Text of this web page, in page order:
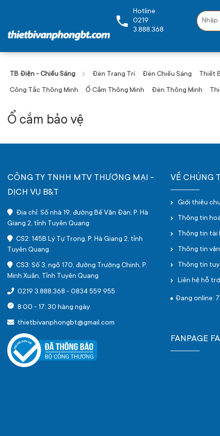
Hotline
0219
3.888.368
TB Điện - Chiếu Sáng Đèn Trang Trí Đèn Chiếu Sáng Thiết
Công Tắc Thông Minh Ổ Cắm Thông Minh Đèn Thông Minh
Ổ cắm bảo vệ
CÔNG TY TNHH MTV THƯƠNG MẠI -
DỊCH VỤ B&T
Địa chỉ: Số nhà 19, đường Bế Văn Đàn, P. Hà
Giang 2, tỉnh Tuyên Quang
CS2: 145B Lý Tự Trọng, P. Hà Giang 2, tỉnh
Tuyên Quang
CS3: Số 3, ngõ 170, đường Trường Chinh, P.
Minh Xuân, Tỉnh Tuyên Quang
0219 3.888.368 - 0834 559 955
8:00 - 17: 30 hàng ngày
thietbivanphongbt@gmail.com
VỀ CHÚNG
Giới thiệu
Thông tin
Thông tin tài
Thông tin
Thông tin
Liên hệ hỗ
Đang online: 7
FANPAGE